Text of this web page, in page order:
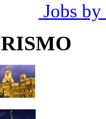
Jobs by